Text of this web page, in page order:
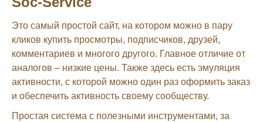
Это самый простой сайт, на котором можно в пару
кликов купить просмотры, подписчиков, друзей,
комментариев и многого другого. Главное отличие от
аналогов – низкие цены. Также здесь есть эмуляция
активности, с которой можно один раз оформить заказ
и обеспечить активность своему сообществу.
Простая система с полезными инструментами, за